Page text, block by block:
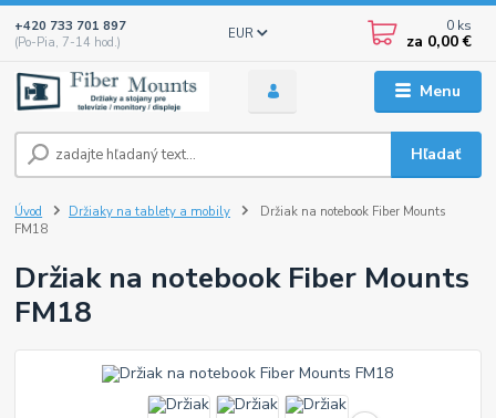
Menu
EUR
Hľadať
+420 733 701 897
(Po-Pia, 7-14 hod.)
0 ks
za 0,00 €
Úvod Držiaky na tablety a mobily
Držiak na notebook Fiber Mounts
FM18
Držiak na notebook Fiber Mounts
FM18